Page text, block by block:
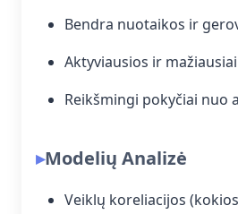
Bendra nuotaikos ir
Aktyviausios ir
Reikšmingi pokyčiai nuo
Modelių Analizė
Veiklų koreliacijos